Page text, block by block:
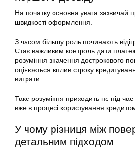
На початку основна увага зазвичай
швидкості оформлення.
З часом більшу роль починають
Стає важливим контроль дати
розуміння значення дострокового
оцінюється вплив строку
витрати.
Таке розуміння приходить не під
вже в процесі користування
У чому різниця між
детальним підходом